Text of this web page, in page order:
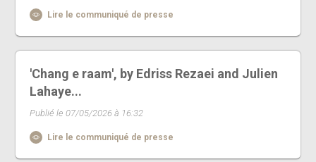
Lire le communiqué de presse
'Chang e raam', by Edriss Rezaei and Julien
Lahaye...
Publié le 07/05/2026 à 16:32
Lire le communiqué de presse